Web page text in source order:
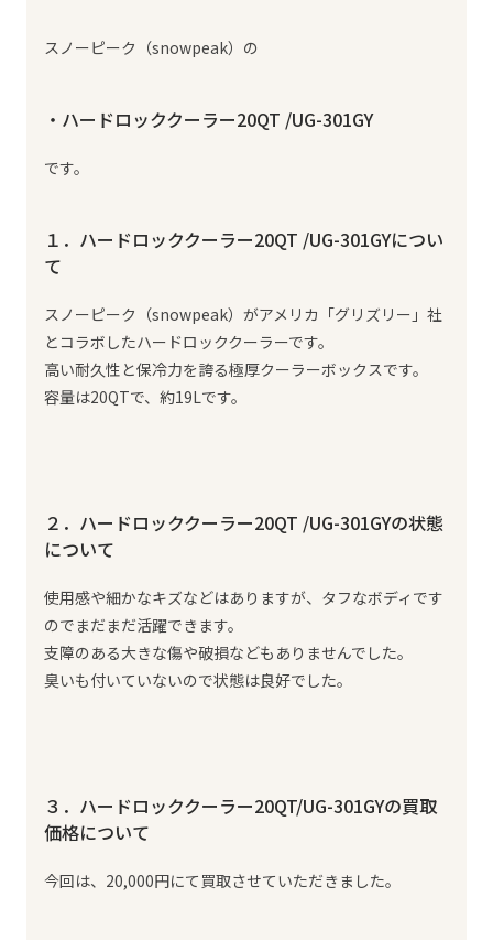
スノーピーク（snowpeak）の
・ハードロッククーラー20QT /UG-301GY
です。
１．ハードロッククーラー20QT /UG-301GYについ
て
スノーピーク（snowpeak）がアメリカ「グリズリー」社
とコラボしたハードロッククーラーです。
高い耐久性と保冷力を誇る極厚クーラーボックスです。
容量は20QTで、約19Lです。
２．ハードロッククーラー20QT /UG-301GYの状態
について
使用感や細かなキズなどはありますが、タフなボディです
のでまだまだ活躍できます。
支障のある大きな傷や破損などもありませんでした。
臭いも付いていないので状態は良好でした。
３．ハードロッククーラー20QT/UG-301GYの買取
価格について
今回は、20,000円にて買取させていただきました。